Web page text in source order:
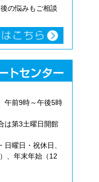
の悩みもご相談
午前9時～午後5時
は第3土曜日開館
曜日・祝休日、
、年末年始（12